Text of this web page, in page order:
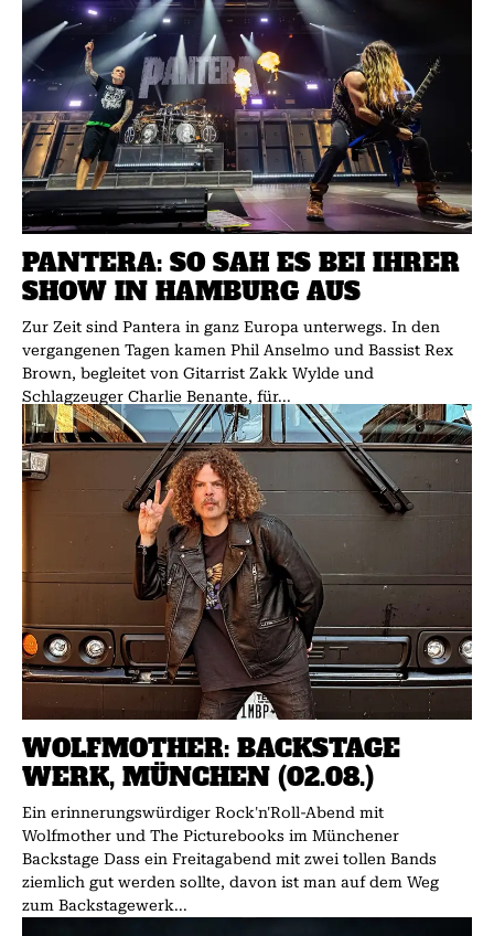
PANTERA: SO SAH ES BEI IHRER
SHOW IN HAMBURG AUS
Zur Zeit sind Pantera in ganz Europa unterwegs. In den
vergangenen Tagen kamen Phil Anselmo und Bassist Rex
Brown, begleitet von Gitarrist Zakk Wylde und
Schlagzeuger Charlie Benante, für...
WOLFMOTHER: BACKSTAGE
WERK, MÜNCHEN (02.08.)
Ein erinnerungswürdiger Rock'n'Roll-Abend mit
Wolfmother und The Picturebooks im Münchener
Backstage Dass ein Freitagabend mit zwei tollen Bands
ziemlich gut werden sollte, davon ist man auf dem Weg
zum Backstagewerk...